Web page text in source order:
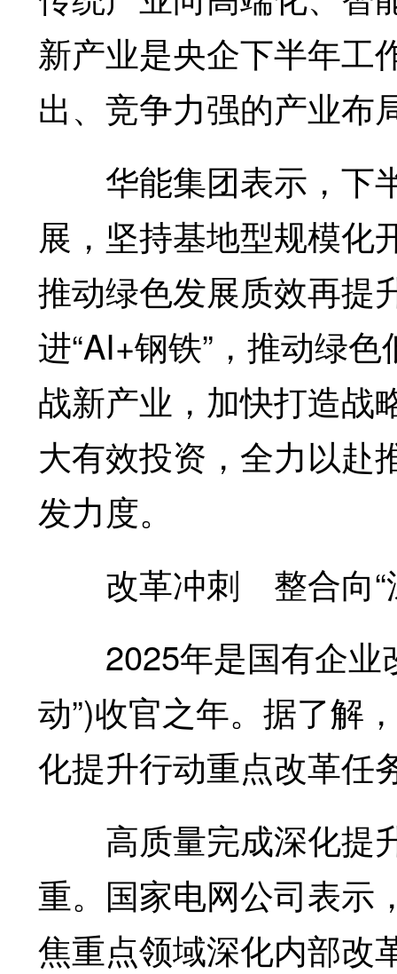
新产业是央企下半年工
出、竞争力强的产业布
华能集团表示，下
展，坚持基地型规模化
推动绿色发展质效再提
进“AI+钢铁”，推动绿
战新产业，加快打造战
大有效投资，全力以赴
发力度。
改革冲刺 整合向“
2025年是国有企业
动”)收官之年。据了解
化提升行动重点改革任
高质量完成深化提
重。国家电网公司表示
焦重点领域深化内部改